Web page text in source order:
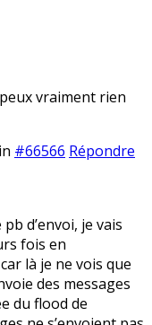
vraiment rien
#66566 Répondre
d’envoi, je vais
fois en
là je ne vois que
des messages
du flood de